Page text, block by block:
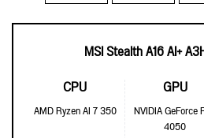
MSI Stealth A16 AI+
CPU
AMD Ryzen AI 7 350
GPU
NVIDIA GeForce
4050